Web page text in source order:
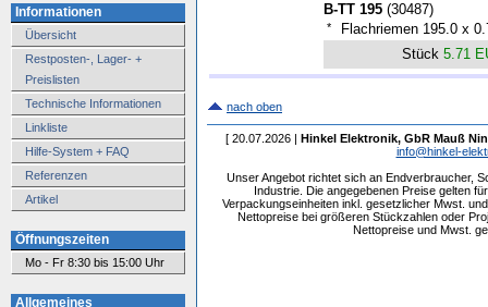
Informationen
Übersicht
Restposten-, Lager- +
Preislisten
Technische Informationen
Linkliste
Hilfe-System + FAQ
Referenzen
Artikel
Öffnungszeiten
Mo - Fr 8:30 bis 15:00 Uhr
Allgemeines
B-TT 195 (30487)
*
Flachriemen 195.0 x
Stück 5.71
nach oben
[ 20.07.2026 | Hinkel Elektronik, GbR Mauß
info@hinkel-
Unser Angebot richtet sich an Endverbraucher,
Industrie. Die angegebenen Preise gelten
Verpackungseinheiten inkl. gesetzlicher Mwst.
Nettopreise bei größeren Stückzahlen oder
Nettopreise und Mwst.